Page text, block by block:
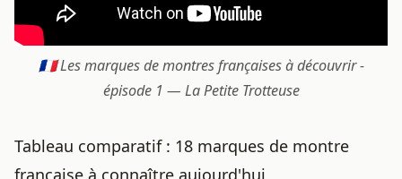
🇫🇷 Les marques de montres françaises à découvrir -
épisode 1 — La Petite Trotteuse
Tableau comparatif : 18 marques de montre
française à connaître aujourd'hui